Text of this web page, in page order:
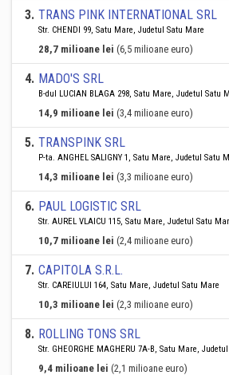
3. TRANS PINK INTERNATIONAL SRL
Str. CHENDI 99, Satu Mare, Judetul Satu Mare
28,7 milioane lei (6,5 milioane euro)
4. MADO'S SRL
B-dul LUCIAN BLAGA 298, Satu Mare, Judetul Satu
14,9 milioane lei (3,4 milioane euro)
5. TRANSPINK SRL
P-ta. ANGHEL SALIGNY 1, Satu Mare, Judetul Satu
14,3 milioane lei (3,3 milioane euro)
6. PAUL LOGISTIC SRL
Str. AUREL VLAICU 115, Satu Mare, Judetul Satu
10,7 milioane lei (2,4 milioane euro)
7. CAPITOLA S.R.L.
Str. CAREIULUI 164, Satu Mare, Judetul Satu Mare
10,3 milioane lei (2,3 milioane euro)
8. ROLLING TONS SRL
Str. GHEORGHE MAGHERU 7A-B, Satu Mare,
9,4 milioane lei (2,1 milioane euro)